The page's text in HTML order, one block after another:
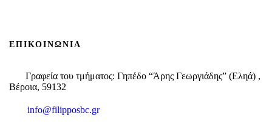
ΕΠΙΚΟΙΝΩΝΊΑ
Γραφεία του τμήματος: Γηπέδο “Άρης Γεωργιάδης” (Εληά) ,
Βέροια, 59132
info@filipposbc.gr